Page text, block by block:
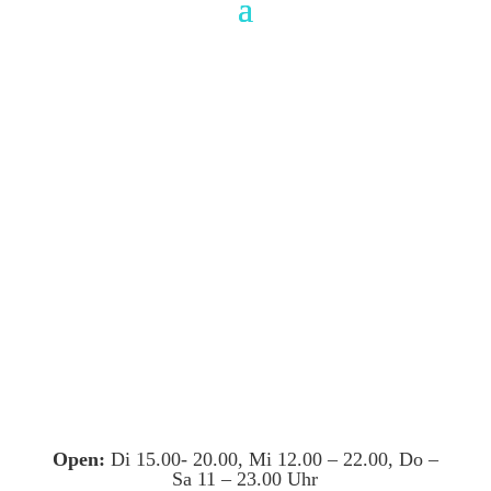
Open: Di 15.00- 20.00, Mi 12.00 – 22.00, Do –
Sa 11 – 23.00 Uhr